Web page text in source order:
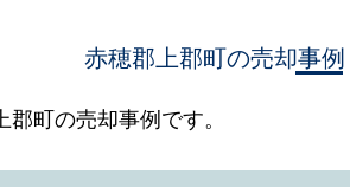
赤穂郡上郡町の売却事例
町の売却事例です。